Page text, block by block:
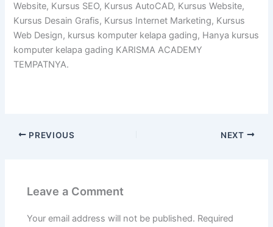
Website, Kursus SEO, Kursus AutoCAD, Kursus Website,
Kursus Desain Grafis, Kursus Internet Marketing, Kursus
Web Design, kursus komputer kelapa gading, Hanya kursus
komputer kelapa gading KARISMA ACADEMY
TEMPATNYA.
PREVIOUS NEXT
Leave a Comment
Your email address will not be published. Required